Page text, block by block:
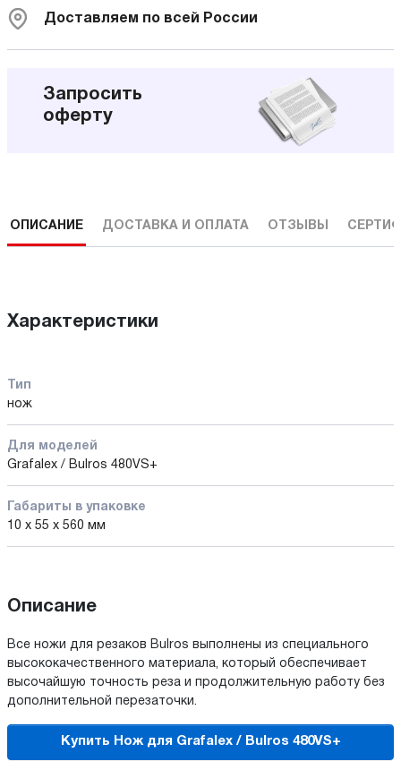
Доставляем по всей России
Запросить
оферту
ОПИСАНИЕ ДОСТАВКА И ОПЛАТА ОТЗЫВЫ
Характеристики
Тип
нож
Для моделей
Grafalex / Bulros 480VS+
Габариты в упаковке
10 x 55 x 560 мм
Описание
Все ножи для резаков Bulros выполнены из специального
высококачественного материала, который обеспечивает
высочайшую точность реза и продолжительную работу без
дополнительной перезаточки.
Купить Нож для Grafalex / Bulros 480VS+